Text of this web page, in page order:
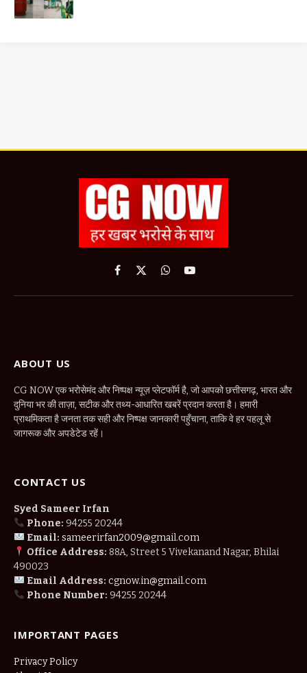
Facebook
X
WhatsApp
YouTube
ABOUT US
CG NOW एक भरोसेमंद और निष्पक्ष न्यूज़ प्लेटफॉर्म है, जो आपको छत्तीसगढ़, भारत और
दुनिया भर की ताज़ा, सटीक और तथ्य-आधारित खबरें प्रदान करता है। हमारी
प्राथमिकता है जनता तक सही और निष्पक्ष जानकारी पहुँचाना, ताकि वे हर पहलू से
जागरूक और अपडेटेड रहें।
CONTACT US
Syed Sameer Irfan
Phone: 94255 20244
Email: sameerirfan2009@gmail.com
Office Address: 88A, Street 5 Vivekanand Nagar, Bhilai
490023
Email Address: cgnow.in@gmail.com
Phone Number: 94255 20244
IMPORTANT PAGES
Privacy Policy